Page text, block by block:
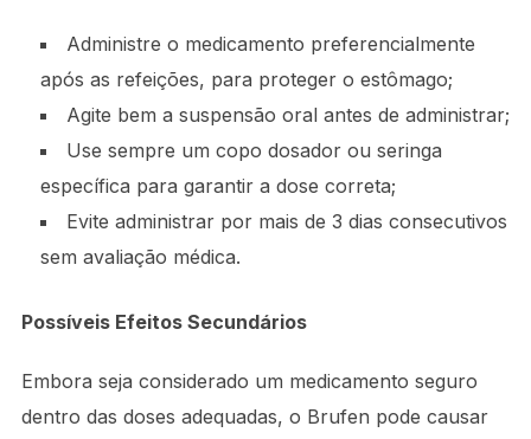
Administre o medicamento preferencialmente
após as refeições, para proteger o estômago;
Agite bem a suspensão oral antes de administrar;
Use sempre um copo dosador ou seringa
específica para garantir a dose correta;
Evite administrar por mais de 3 dias consecutivos
sem avaliação médica.
Possíveis Efeitos Secundários
Embora seja considerado um medicamento seguro
dentro das doses adequadas, o Brufen pode causar